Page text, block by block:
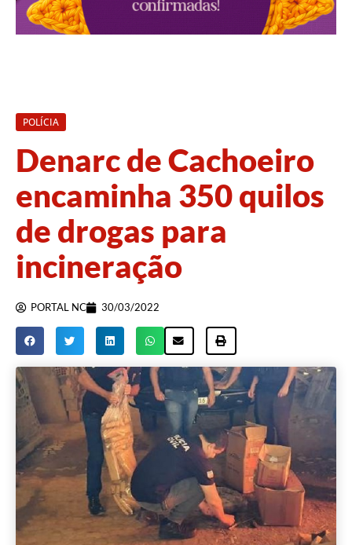
POLÍCIA
Denarc de Cachoeiro
encaminha 350 quilos
de drogas para
incineração
PORTAL NC 30/03/2022